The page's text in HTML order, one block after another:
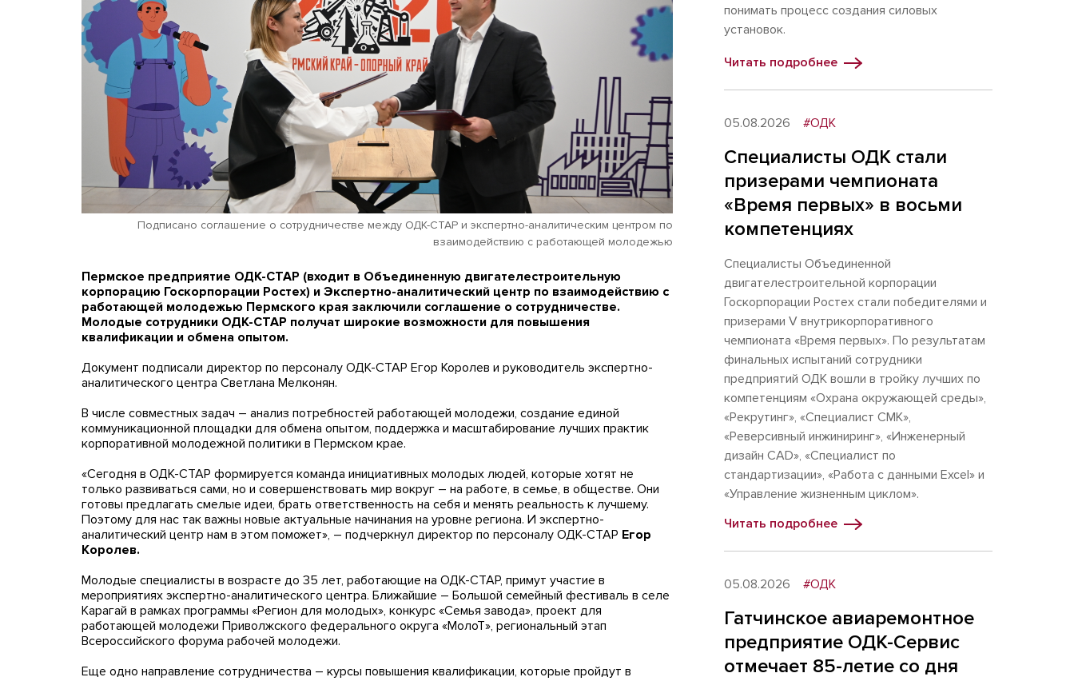
Подписано соглашение о сотрудничестве между ОДК-СТАР и экспертно-аналитическим центром по
взаимодействию с работающей молодежью
Пермское предприятие ОДК-СТАР (входит в Объединенную двигателестроительную
корпорацию Госкорпорации Ростех) и Экспертно-аналитический центр по взаимодействию с
работающей молодежью Пермского края заключили соглашение о сотрудничестве.
Молодые сотрудники ОДК-СТАР получат широкие возможности для повышения
квалификации и обмена опытом.
Документ подписали директор по персоналу ОДК-СТАР Егор Королев и руководитель экспертно-
аналитического центра Светлана Мелконян.
В числе совместных задач – анализ потребностей работающей молодежи, создание единой
коммуникационной площадки для обмена опытом, поддержка и масштабирование лучших практик
корпоративной молодежной политики в Пермском крае.
«Сегодня в ОДК-СТАР формируется команда инициативных молодых людей, которые хотят не
только развиваться сами, но и совершенствовать мир вокруг – на работе, в семье, в обществе. Они
готовы предлагать смелые идеи, брать ответственность на себя и менять реальность к лучшему.
Поэтому для нас так важны новые актуальные начинания на уровне региона. И экспертно-
аналитический центр нам в этом поможет», – подчеркнул директор по персоналу ОДК-СТАР Егор
Королев.
Молодые специалисты в возрасте до 35 лет, работающие на ОДК-СТАР, примут участие в
мероприятиях экспертно-аналитического центра. Ближайшие – Большой семейный фестиваль в селе
Карагай в рамках программы «Регион для молодых», конкурс «Семья завода», проект для
работающей молодежи Приволжского федерального округа «МолоТ», региональный этап
Всероссийского форума рабочей молодежи.
Еще одно направление сотрудничества – курсы повышения квалификации, которые пройдут в
понимать процесс создания силовых
установок.
Читать подробнее
05.08.2026 #ОДК
Специалисты ОДК стали
призерами чемпионата
«Время первых» в восьми
компетенциях
Специалисты Объединенной
двигателестроительной корпорации
Госкорпорации Ростех стали победителями и
призерами V внутрикорпоративного
чемпионата «Время первых». По результатам
финальных испытаний сотрудники
предприятий ОДК вошли в тройку лучших по
компетенциям «Охрана окружающей среды»,
«Рекрутинг», «Специалист СМК»,
«Реверсивный инжиниринг», «Инженерный
дизайн CAD», «Специалист по
стандартизации», «Работа с данными Excel» и
«Управление жизненным циклом».
Читать подробнее
05.08.2026 #ОДК
Гатчинское авиаремонтное
предприятие ОДК-Сервис
отмечает 85-летие со дня